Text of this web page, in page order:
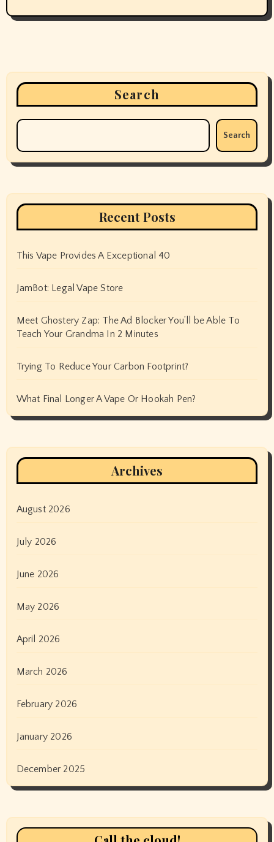
Search
Search
Recent Posts
This Vape Provides A Exceptional 40
JamBot: Legal Vape Store
Meet Ghostery Zap: The Ad Blocker You’ll be Able To
Teach Your Grandma In 2 Minutes
Trying To Reduce Your Carbon Footprint?
What Final Longer A Vape Or Hookah Pen?
Archives
August 2026
July 2026
June 2026
May 2026
April 2026
March 2026
February 2026
January 2026
December 2025